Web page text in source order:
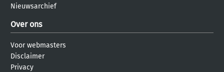
Nieuwsarchief
Over ons
Voor webmasters
Disclaimer
Privacy